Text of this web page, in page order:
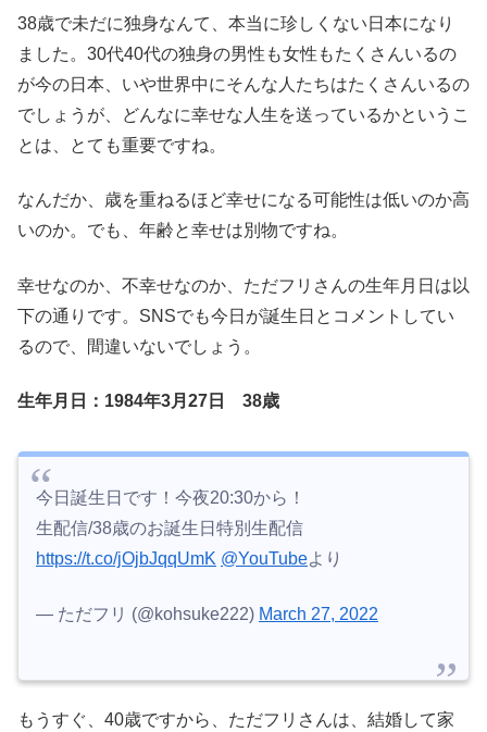
38歳で未だに独身なんて、本当に珍しくない日本になり
ました。30代40代の独身の男性も女性もたくさんいるの
が今の日本、いや世界中にそんな人たちはたくさんいるの
でしょうが、どんなに幸せな人生を送っているかというこ
とは、とても重要ですね。
なんだか、歳を重ねるほど幸せになる可能性は低いのか高
いのか。でも、年齢と幸せは別物ですね。
幸せなのか、不幸せなのか、ただフリさんの生年月日は以
下の通りです。SNSでも今日が誕生日とコメントしてい
るので、間違いないでしょう。
生年月日：1984年3月27日 38歳
今日誕生日です！今夜20:30から！
生配信/38歳のお誕生日特別生配信
https://t.co/jOjbJqqUmK @YouTubeより
— ただフリ (@kohsuke222) March 27, 2022
もうすぐ、40歳ですから、ただフリさんは、結婚して家